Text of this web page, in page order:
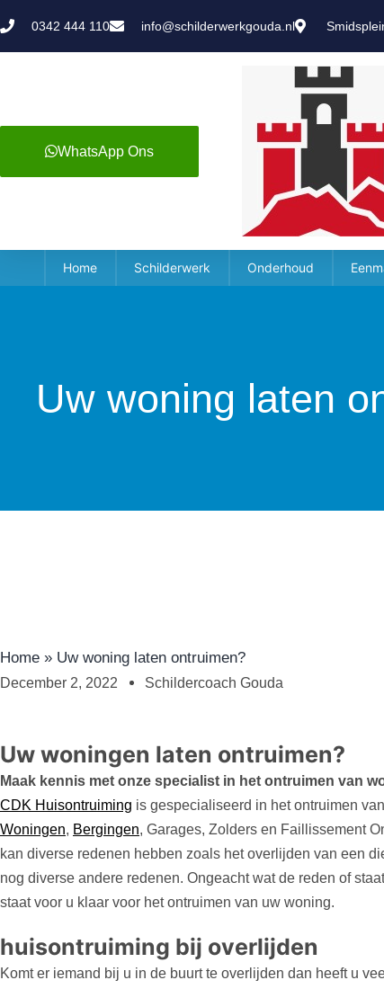
0342 444 110 info@schilderwerkgouda.nl
WhatsApp Ons
Home Schilderwerk Onderhoud
Uw woning laten
Home » Uw woning laten ontruimen?
December 2, 2022 Schildercoach Gouda
Uw woningen laten ontruimen?
Maak kennis met onze specialist in het ontruimen van
CDK Huisontruiming is gespecialiseerd in het ontruimen van
Woningen, Bergingen, Garages, Zolders en Faillissement
kan diverse redenen hebben zoals het overlijden van een
nog diverse andere redenen. Ongeacht wat de reden of
staat voor u klaar voor het ontruimen van uw woning.
huisontruiming bij overlijden
Komt er iemand bij u in de buurt te overlijden dan heeft u